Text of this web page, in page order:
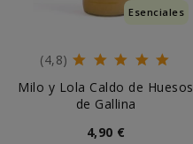
Esenciales
(4,8)
Milo y Lola Caldo de Huesos
de Gallina
4,90 €